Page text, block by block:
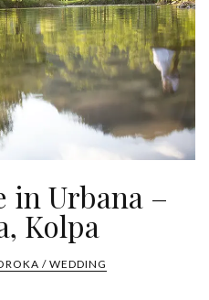
in Urbana –
Kolpa
/ WEDDING